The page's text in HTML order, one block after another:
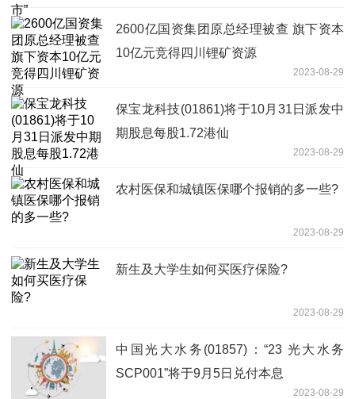
2600亿国资集团原总经理被查 旗下资本
10亿元竞得四川锂矿资源
2023-08-29
保宝龙科技(01861)将于10月31日派发中
期股息每股1.72港仙
2023-08-29
农村医保和城镇医保哪个报销的多一些?
2023-08-29
新生及大学生如何买医疗保险?
2023-08-29
中国光大水务(01857)：“23 光大水务
SCP001”将于9月5日兑付本息
2023-08-29